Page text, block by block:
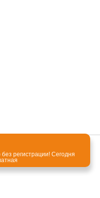
без регистрации! Сегодня